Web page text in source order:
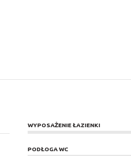
WYPOSAŻENIE ŁAZIENKI
PODŁOGA WC